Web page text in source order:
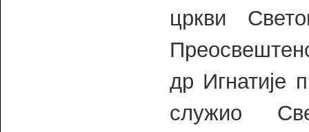
цркви
др Игнатије
служио